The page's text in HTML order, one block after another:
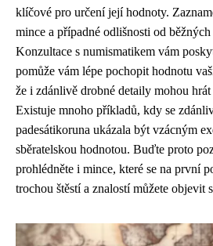
klíčové pro určení její hodnoty.
mince a případné odlišnosti od
Konzultace s numismatikem vám
pomůže vám lépe pochopit hodnotu
že i zdánlivě drobné detaily mohou
Existuje mnoho příkladů, kdy se
padesátikoruna ukázala být vzácným
sběratelskou hodnotou. Buďte proto
prohlédněte i mince, které se na první
trochou štěstí a znalostí můžete objevit